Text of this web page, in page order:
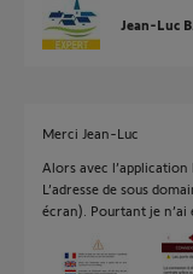
Jean-Luc B.
Merci Jean-Luc
Alors avec l’application
L’adresse de sous
écran). Pourtant je n’ai